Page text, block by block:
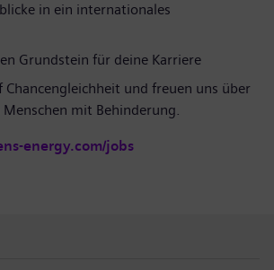
in ein internationales
Grundstein für deine Karriere
Chancengleichheit und freuen uns über
mit Behinderung.
energy.com/jobs